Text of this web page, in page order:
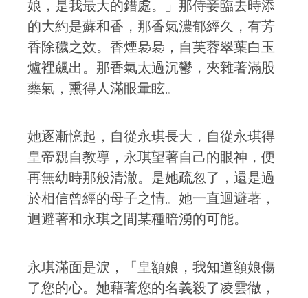
娘，是我最大的錯處。」那侍妾臨去時添
的大約是蘇和香，那香氣濃郁經久，有芳
香除穢之效。香煙裊裊，自芙蓉翠葉白玉
爐裡飆出。那香氣太過沉鬱，夾雜著滿股
藥氣，熏得人滿眼暈眩。
她逐漸憶起，自從永琪長大，自從永琪得
皇帝親自教導，永琪望著自己的眼神，便
再無幼時那般清澈。是她疏忽了，還是過
於相信曾經的母子之情。她一直迴避著，
迴避著和永琪之間某種暗湧的可能。
永琪滿面是淚，「皇額娘，我知道額娘傷
了您的心。她藉著您的名義殺了凌雲徹，